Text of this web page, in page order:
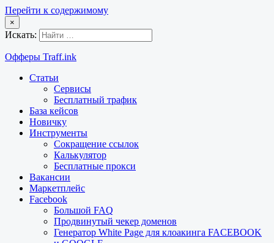
Перейти к содержимому
×
Искать:
Офферы Traff.ink
Статьи
Сервисы
Бесплатный трафик
База кейсов
Новичку
Инструменты
Сокращение ссылок
Калькулятор
Бесплатные прокси
Вакансии
Маркетплейс
Facebook
Большой FAQ
Продвинутый чекер доменов
Генератор White Page для клоакинга FACEBOOK